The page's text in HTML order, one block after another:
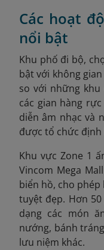
Các hoạt
nổi bật
Khu phố đi bộ,
bật với không
so với những
các gian hàng
diễn âm nhạc và
được tổ chức định
Khu vực Zone 1
Vincom Mega
biển hồ, cho
tuyệt đẹp. Hơn
dạng các món
nướng, bánh
lưu niệm khác.